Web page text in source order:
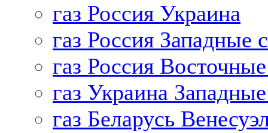
газ Россия Украина
газ Россия Западные
газ Россия
газ Украина
газ Беларусь